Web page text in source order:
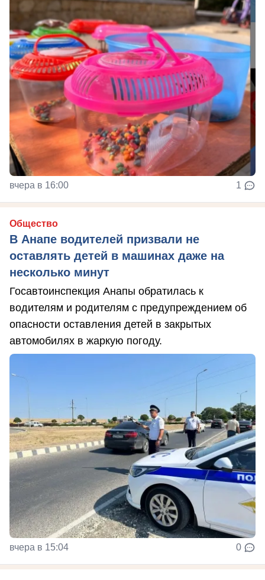
вчера в 16:00 1
Общество
В Анапе водителей призвали не
оставлять детей в машинах даже на
несколько минут
Госавтоинспекция Анапы обратилась к
водителям и родителям с предупреждением об
опасности оставления детей в закрытых
автомобилях в жаркую погоду.
вчера в 15:04 0